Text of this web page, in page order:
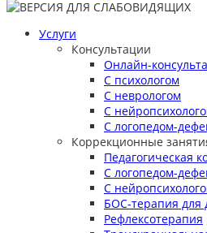
Услуги
Консультации
Онлайн-
С психологом
С неврологом
С
С логопедом-
Коррекционные
Педагогическая
С логопедом-
С
БОС-терапия для
Рефлексотерапия